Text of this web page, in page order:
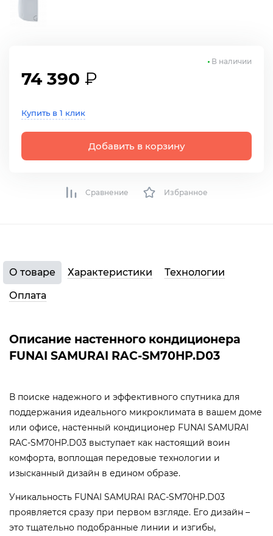
74 390 ₽
Купить в 1 клик
Добавить в корзину
В наличии
Сравнение Избранное
О товаре Характеристики
Технологии
Оплата
Описание настенного кондиционера
FUNAI SAMURAI RAC-SM70HP.D03
В поиске надежного и эффективного спутника для
поддержания идеального микроклимата в вашем доме
или офисе, настенный кондиционер FUNAI SAMURAI
RAC-SM70HP.D03 выступает как настоящий воин
комфорта, воплощая передовые технологии и
изысканный дизайн в едином образе.
Уникальность FUNAI SAMURAI RAC-SM70HP.D03
проявляется сразу при первом взгляде. Его дизайн –
это тщательно подобранные линии и изгибы,